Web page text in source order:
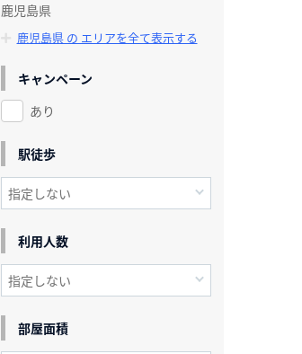
鹿児島県
鹿児島県 の エリアを全て表示する
キャンペーン
あり
駅徒歩
利用人数
部屋面積